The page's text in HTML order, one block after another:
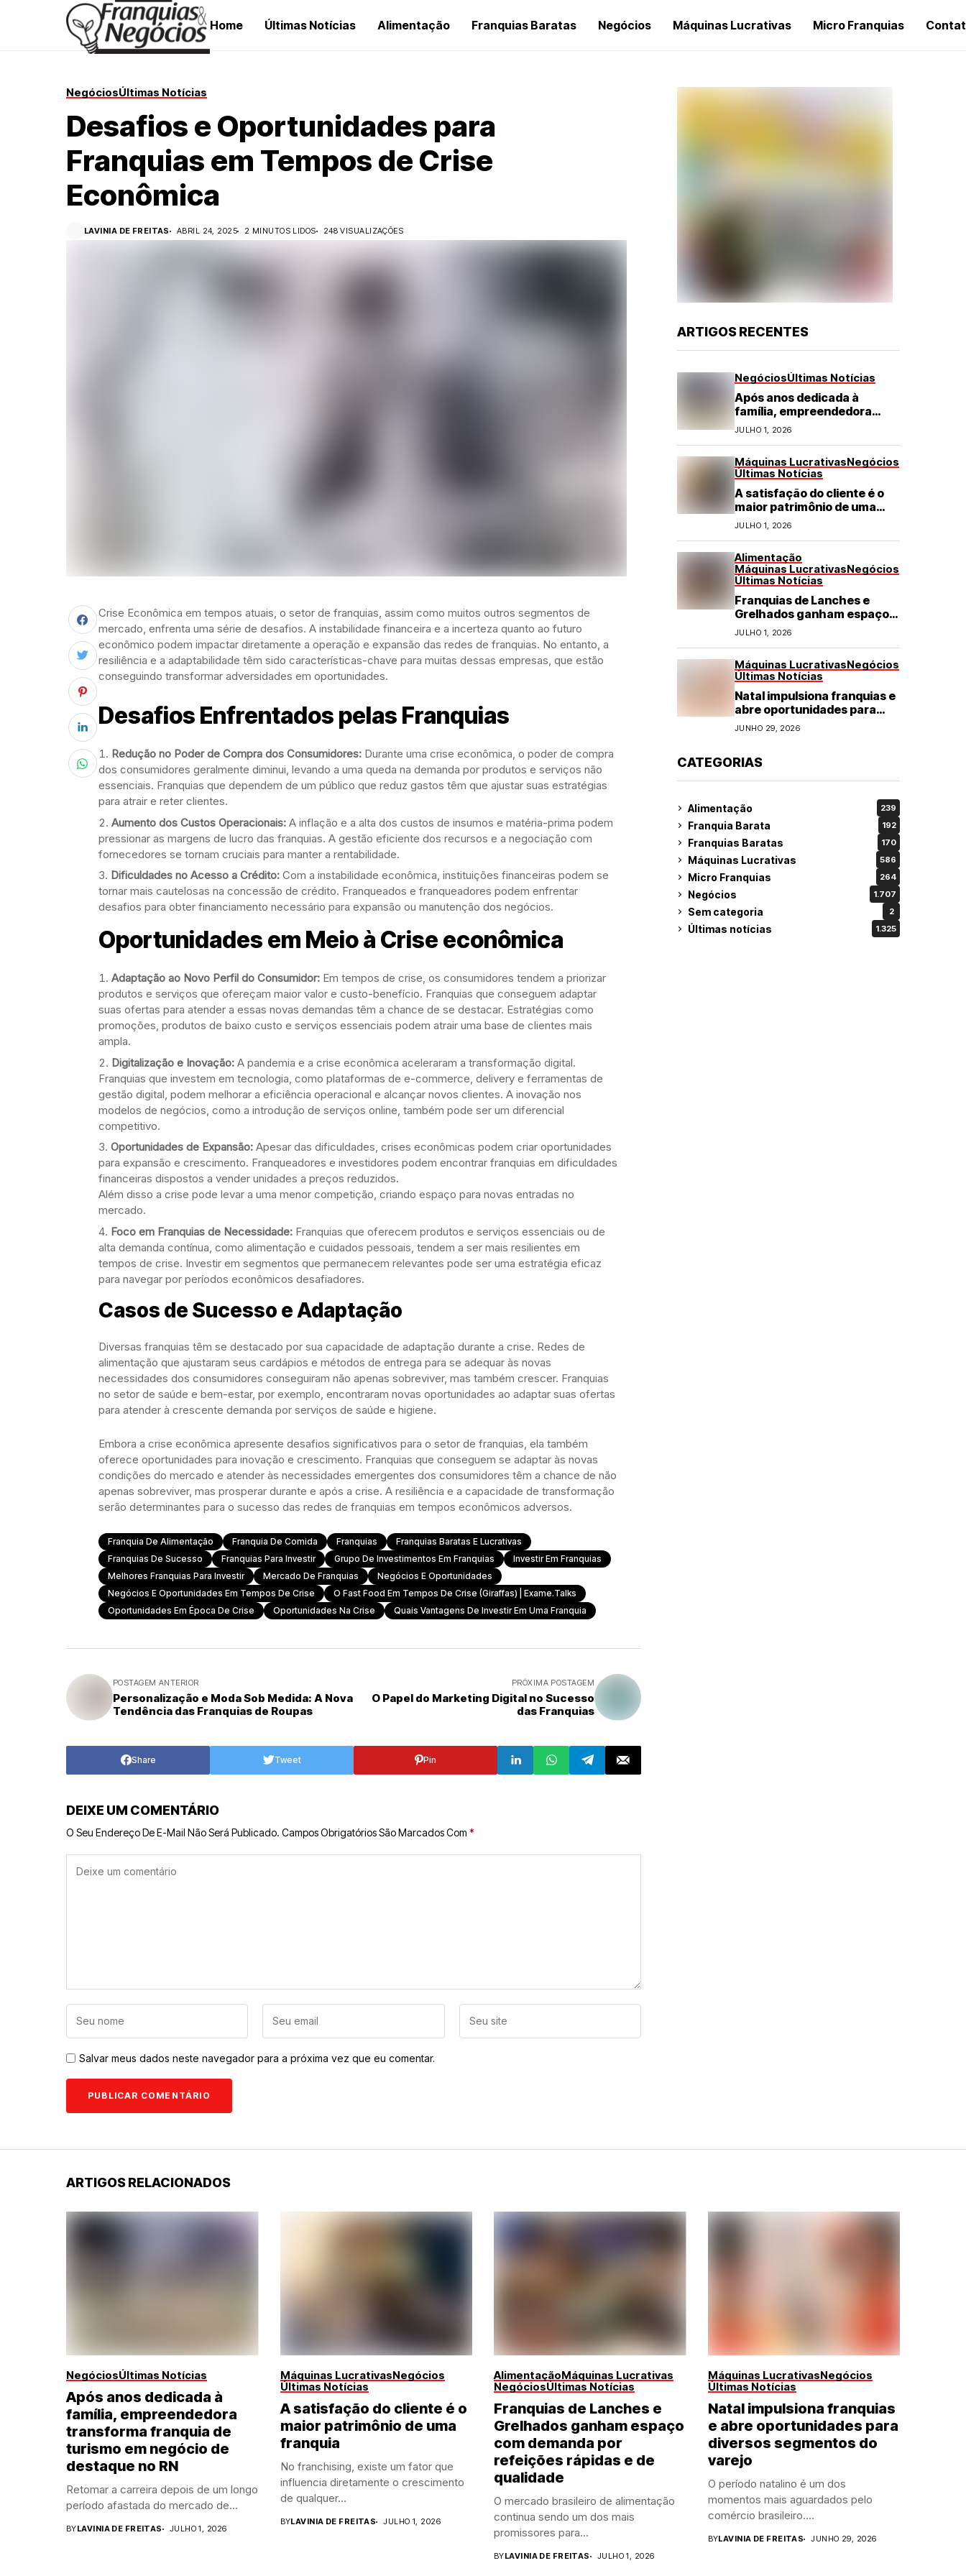
Home Últimas Notícias Alimentação Franquias Baratas Negócios Máquinas Lucrativas Micro Franquias
NegóciosÚltimas Notícias
Desafios e Oportunidades para
Franquias em Tempos de Crise
Econômica
LAVINIA DE FREITAS ABRIL 24, 2025 2 MINUTOS LIDOS 248 VISUALIZAÇÕES
Crise Econômica em tempos atuais, o setor de franquias, assim como muitos outros segmentos de
mercado, enfrenta uma série de desafios. A instabilidade financeira e a incerteza quanto ao futuro
econômico podem impactar diretamente a operação e expansão das redes de franquias. No entanto, a
resiliência e a adaptabilidade têm sido características-chave para muitas dessas empresas, que estão
conseguindo transformar adversidades em oportunidades.
Desafios Enfrentados pelas Franquias
Redução no Poder de Compra dos Consumidores: Durante uma crise econômica, o poder de compra
dos consumidores geralmente diminui, levando a uma queda na demanda por produtos e serviços não
essenciais. Franquias que dependem de um público que reduz gastos têm que ajustar suas estratégias
para atrair e reter clientes.
Aumento dos Custos Operacionais: A inflação e a alta dos custos de insumos e matéria-prima podem
pressionar as margens de lucro das franquias. A gestão eficiente dos recursos e a negociação com
fornecedores se tornam cruciais para manter a rentabilidade.
Dificuldades no Acesso a Crédito: Com a instabilidade econômica, instituições financeiras podem se
tornar mais cautelosas na concessão de crédito. Franqueados e franqueadores podem enfrentar
desafios para obter financiamento necessário para expansão ou manutenção dos negócios.
Oportunidades em Meio à Crise econômica
Adaptação ao Novo Perfil do Consumidor: Em tempos de crise, os consumidores tendem a priorizar
produtos e serviços que ofereçam maior valor e custo-benefício. Franquias que conseguem adaptar
suas ofertas para atender a essas novas demandas têm a chance de se destacar. Estratégias como
promoções, produtos de baixo custo e serviços essenciais podem atrair uma base de clientes mais
ampla.
Digitalização e Inovação: A pandemia e a crise econômica aceleraram a transformação digital.
Franquias que investem em tecnologia, como plataformas de e-commerce, delivery e ferramentas de
gestão digital, podem melhorar a eficiência operacional e alcançar novos clientes. A inovação nos
modelos de negócios, como a introdução de serviços online, também pode ser um diferencial
competitivo.
Oportunidades de Expansão: Apesar das dificuldades, crises econômicas podem criar oportunidades
para expansão e crescimento. Franqueadores e investidores podem encontrar franquias em dificuldades
financeiras dispostos a vender unidades a preços reduzidos.
Além disso a crise pode levar a uma menor competição, criando espaço para novas entradas no
mercado.
Foco em Franquias de Necessidade: Franquias que oferecem produtos e serviços essenciais ou de
alta demanda contínua, como alimentação e cuidados pessoais, tendem a ser mais resilientes em
tempos de crise. Investir em segmentos que permanecem relevantes pode ser uma estratégia eficaz
para navegar por períodos econômicos desafiadores.
Casos de Sucesso e Adaptação
Diversas franquias têm se destacado por sua capacidade de adaptação durante a crise. Redes de
alimentação que ajustaram seus cardápios e métodos de entrega para se adequar às novas
necessidades dos consumidores conseguiram não apenas sobreviver, mas também crescer. Franquias
no setor de saúde e bem-estar, por exemplo, encontraram novas oportunidades ao adaptar suas ofertas
para atender à crescente demanda por serviços de saúde e higiene.
Embora a crise econômica apresente desafios significativos para o setor de franquias, ela também
oferece oportunidades para inovação e crescimento. Franquias que conseguem se adaptar às novas
condições do mercado e atender às necessidades emergentes dos consumidores têm a chance de não
apenas sobreviver, mas prosperar durante e após a crise. A resiliência e a capacidade de transformação
serão determinantes para o sucesso das redes de franquias em tempos econômicos adversos.
Franquia De Alimentação Franquia De Comida Franquias
Franquias Baratas E Lucrativas
Franquias De Sucesso
Franquias Para Investir Grupo De Investimentos Em Franquias
Investir Em Franquias
Melhores Franquias Para Investir
Mercado De Franquias
Negócios E Oportunidades
Negócios E Oportunidades Em Tempos De Crise
O Fast Food Em Tempos De Crise (giraffas) | Exame.talks
Oportunidades Em Época De Crise
Oportunidades Na Crise Quais Vantagens De Investir Em Uma Franquia
POSTAGEM ANTERIOR
Personalização e Moda Sob Medida: A Nova
Tendência das Franquias de Roupas
PRÓXIMA POSTAGEM
O Papel do Marketing Digital no Sucesso
das Franquias
Share Tweet Pin
DEIXE UM COMENTÁRIO
O Seu Endereço De E-Mail Não Será Publicado. Campos Obrigatórios São Marcados Com *
Salvar meus dados neste navegador para a próxima vez que eu comentar.
ARTIGOS RECENTES
NegóciosÚltimas Notícias
Após anos dedicada à
família, empreendedora
transforma franquia de
turismo em negócio de
JULHO 1, 2026
Máquinas LucrativasNegócios
Últimas Notícias
A satisfação do cliente é o
maior patrimônio de uma
franquia
JULHO 1, 2026
Alimentação
Máquinas LucrativasNegócios
Últimas Notícias
Franquias de Lanches e
Grelhados ganham espaço
com demanda por refeições
rápidas e de qualidade
JULHO 1, 2026
Máquinas LucrativasNegócios
Últimas Notícias
Natal impulsiona franquias e
abre oportunidades para
diversos segmentos do
JUNHO 29, 2026
CATEGORIAS
Alimentação 239
Franquia Barata 192
Franquias Baratas 170
Máquinas Lucrativas 586
Micro Franquias 264
Negócios 1.707
Sem categoria 2
Últimas notícias 1.325
ARTIGOS RELACIONADOS
NegóciosÚltimas Notícias
Após anos dedicada à
família, empreendedora
transforma franquia de
turismo em negócio de
destaque no RN
Retomar a carreira depois de um longo
período afastada do mercado de...
BYLAVINIA DE FREITAS JULHO 1, 2026
Máquinas LucrativasNegócios
Últimas Notícias
A satisfação do cliente é o
maior patrimônio de uma
franquia
No franchising, existe um fator que
influencia diretamente o crescimento
de qualquer...
BYLAVINIA DE FREITAS JULHO 1, 2026
AlimentaçãoMáquinas Lucrativas
NegóciosÚltimas Notícias
Franquias de Lanches e
Grelhados ganham espaço
com demanda por
refeições rápidas e de
qualidade
O mercado brasileiro de alimentação
continua sendo um dos mais
promissores para...
BYLAVINIA DE FREITAS JULHO 1, 2026
Máquinas LucrativasNegócios
Últimas Notícias
Natal impulsiona franquias
e abre oportunidades para
diversos segmentos do
varejo
O período natalino é um dos
momentos mais aguardados pelo
comércio brasileiro....
BYLAVINIA DE FREITAS JUNHO 29, 2026